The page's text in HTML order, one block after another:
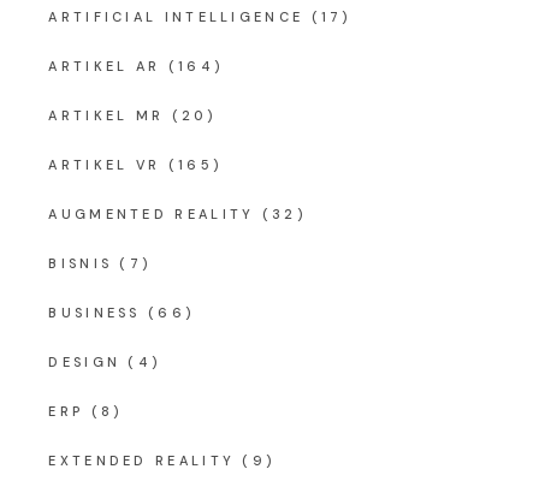
ARTIFICIAL INTELLIGENCE (17)
ARTIKEL AR (164)
ARTIKEL MR (20)
ARTIKEL VR (165)
AUGMENTED REALITY (32)
BISNIS (7)
BUSINESS (66)
DESIGN (4)
ERP (8)
EXTENDED REALITY (9)